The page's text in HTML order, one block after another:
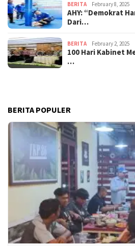
BERITA February 8, 2025
AHY: “Demokrat
Dari…
BERITA February 2, 2025
100 Hari Kabinet
…
BERITA POPULER